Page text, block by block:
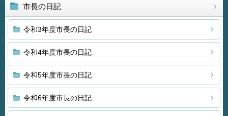
市長の日記
令和3年度市長の日記
令和4年度市長の日記
令和5年度市長の日記
令和6年度市長の日記